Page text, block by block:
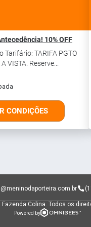
10% OFF
Tarifário: TARIFA PGTO
VISTA. Reserve...
CONDIÇÕES
Colina. Todos os
Powered by